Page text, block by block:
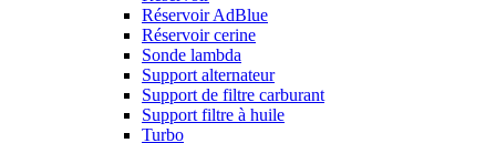
Réservoir AdBlue
Réservoir cerine
Sonde lambda
Support alternateur
Support de filtre carburant
Support filtre à huile
Turbo